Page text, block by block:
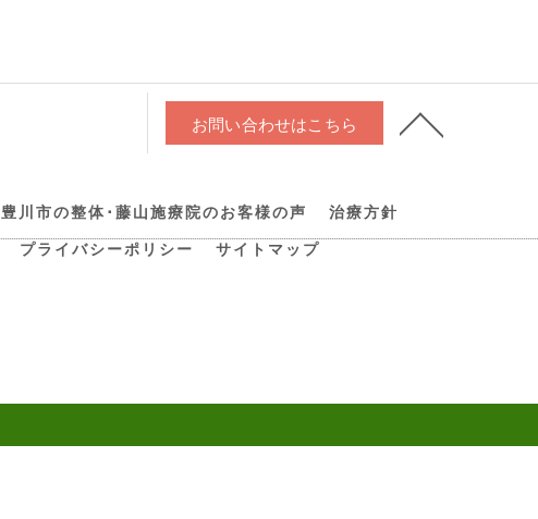
お問い合わせはこちら
豊川市の整体･藤山施療院のお客様の声
治療方針
プライバシーポリシー サイトマップ